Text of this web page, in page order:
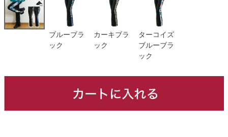
ブルーブラ
ック
カーキブラ
ック
ターコイズ
ブルーブラ
ック